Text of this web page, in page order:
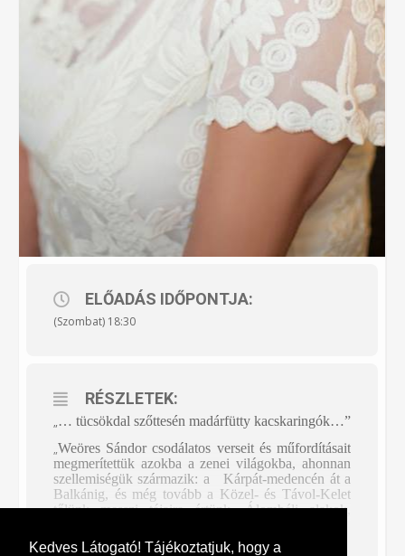
Kedves Látogató! Tájékoztatjuk, hogy a
ELŐADÁS IDŐPONTJA:
(Szombat) 18:30
RÉSZLETEK:
„… tücsökdal szőttesén madárfütty kacskaringók…”
„Weöres Sándor csodálatos verseit és műfordításait
megmerítettük azokba a zenei világokba, ahonnan
szellemiségük származik: a Kárpát-medencén át a
Balkánig, és még tovább a Közel- és Távol-Kelet
tőlünk messzi tájaira értünk. Álombéli alakok,
női archetípusok, szerelem és keleti bölcsesség